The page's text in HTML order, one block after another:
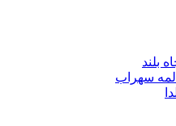
بلند
سهراب